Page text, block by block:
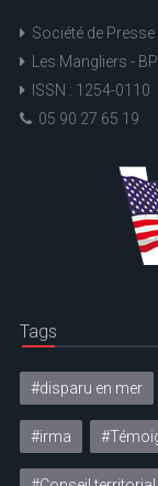
Société de
Les Mangliers -
ISSN : 1254-0110
05 90 27 65 19
Tags
#disparu en mer
#irma